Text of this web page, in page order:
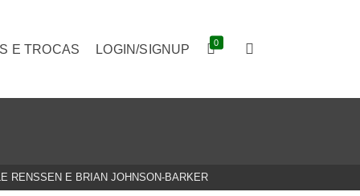
E TROCAS LOGIN/SIGNUP 0
RENSSEN E BRIAN JOHNSON-BARKER